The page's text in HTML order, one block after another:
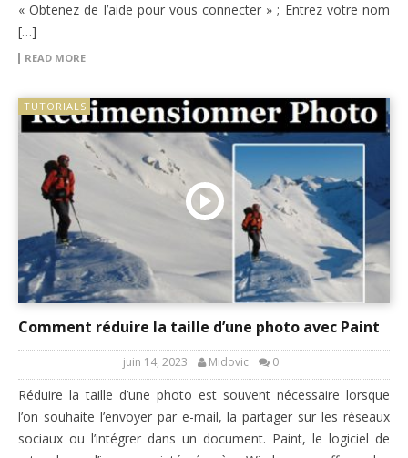
« Obtenez de l’aide pour vous connecter » ; Entrez votre nom
[…]
READ MORE
TUTORIALS
Comment réduire la taille d’une photo avec Paint
juin 14, 2023 Midovic 0
Réduire la taille d’une photo est souvent nécessaire lorsque
l’on souhaite l’envoyer par e-mail, la partager sur les réseaux
sociaux ou l’intégrer dans un document. Paint, le logiciel de